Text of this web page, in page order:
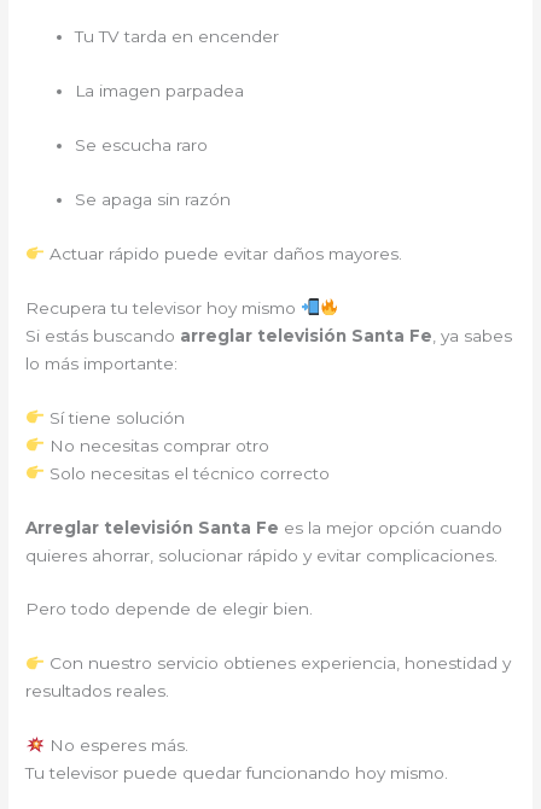
Tu TV tarda en encender
La imagen parpadea
Se escucha raro
Se apaga sin razón
Actuar rápido puede evitar daños mayores.
Recupera tu televisor hoy mismo
Si estás buscando arreglar televisión Santa Fe , ya sabes
lo más importante:
Sí tiene solución
No necesitas comprar otro
Solo necesitas el técnico correcto
Arreglar televisión Santa Fe es la mejor opción cuando
quieres ahorrar, solucionar rápido y evitar complicaciones.
Pero todo depende de elegir bien.
Con nuestro servicio obtienes experiencia, honestidad y
resultados reales.
No esperes más.
Tu televisor puede quedar funcionando hoy mismo.